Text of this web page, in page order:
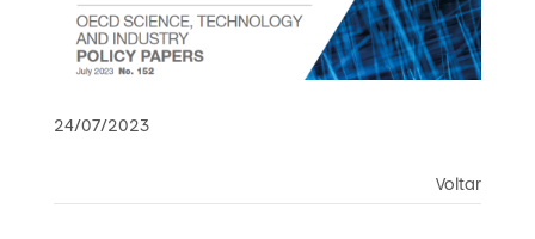
24/07/2023
Voltar